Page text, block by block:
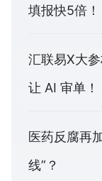
填报快5倍！
汇联易X大
让 AI 审单！
医药反腐再
线”？